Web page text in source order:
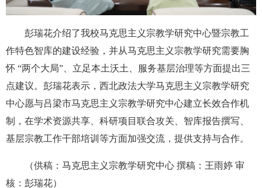
彭瑞花介绍了我校马克思主义宗教学研究中心暨宗教工
作特色智库的建设经验，并从马克思主义宗教学研究需要胸
怀 “两个大局”、立足本土沃土、服务基层治理等方面提出三
点建议。彭瑞花表示，西北政法大学马克思主义宗教学研究
中心愿与吕梁市马克思主义宗教学研究中心建立长效合作机
制，在学术资源共享、科研项目联合攻关、智库报告撰写、
基层宗教工作干部培训等方面加强交流，提供支持与合作。
（供稿：马克思主义宗教学研究中心 撰稿：王雨婷 审
核：彭瑞花）